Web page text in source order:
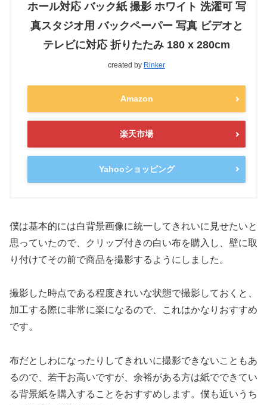
ホール対応 バック紙 撮影 ホワイト 洗濯可 写
真スタジオ用 バックペーパー 写真 ビデオと
テレビに対応 折りたたみ 180 x 280cm
created by Rinker
Amazon
楽天市場
Yahooショッピング
僕は基本的には白背景画像に統一してきれいに見せたいと
思っていたので、クリップ付きの白い布を購入し、壁に取
り付けてその前で商品を撮影するようにしました。
撮影した時点である程度きれいな状態で撮影しておくと、
加工する際に非常に楽になるので、これはかなりおすすめ
です。
布だとしわになったりしてきれいに撮影できないこともあ
るので、若干お高いですが、余裕がある方は紙でできてい
る背景紙を購入することをおすすめします。僕も近いうち